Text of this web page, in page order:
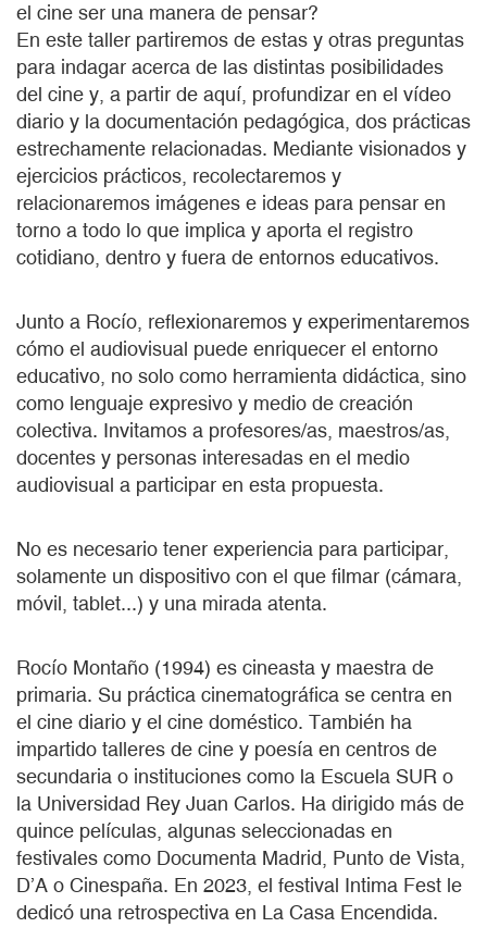
el cine ser una manera de pensar?
En este taller partiremos de estas y otras preguntas
para indagar acerca de las distintas posibilidades
del cine y, a partir de aquí, profundizar en el vídeo
diario y la documentación pedagógica, dos prácticas
estrechamente relacionadas. Mediante visionados y
ejercicios prácticos, recolectaremos y
relacionaremos imágenes e ideas para pensar en
torno a todo lo que implica y aporta el registro
cotidiano, dentro y fuera de entornos educativos.
Junto a Rocío, reflexionaremos y experimentaremos
cómo el audiovisual puede enriquecer el entorno
educativo, no solo como herramienta didáctica, sino
como lenguaje expresivo y medio de creación
colectiva. Invitamos a profesores/as, maestros/as,
docentes y personas interesadas en el medio
audiovisual a participar en esta propuesta.
No es necesario tener experiencia para participar,
solamente un dispositivo con el que filmar (cámara,
móvil, tablet...) y una mirada atenta.
Rocío Montaño (1994) es cineasta y maestra de
primaria. Su práctica cinematográfica se centra en
el cine diario y el cine doméstico. También ha
impartido talleres de cine y poesía en centros de
secundaria o instituciones como la Escuela SUR o
la Universidad Rey Juan Carlos. Ha dirigido más de
quince películas, algunas seleccionadas en
festivales como Documenta Madrid, Punto de Vista,
D’A o Cinespaña. En 2023, el festival Intima Fest le
dedicó una retrospectiva en La Casa Encendida.